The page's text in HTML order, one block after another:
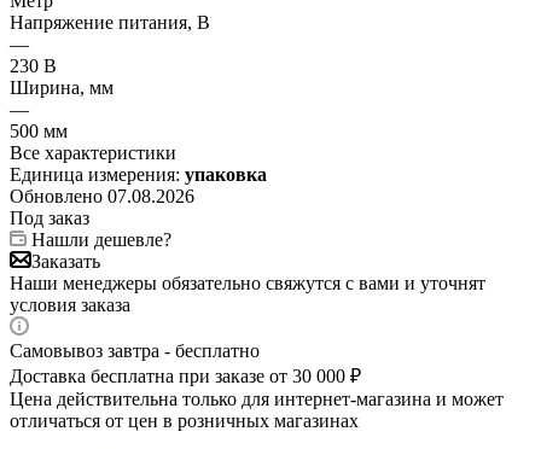
Напряжение питания, В
—
230 В
Ширина, мм
—
500 мм
Все характеристики
Единица измерения: упаковка
Обновлено 07.08.2026
Под заказ
Нашли дешевле?
Заказать
Наши менеджеры обязательно свяжутся с вами и уточнят
условия заказа
Самовывоз завтра - бесплатно
Доставка бесплатна при заказе от 30 000 ₽
Цена действительна только для интернет-магазина и может
отличаться от цен в розничных магазинах